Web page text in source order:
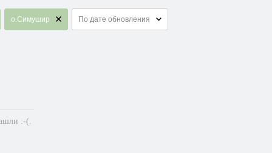
о.Cимушир По дате обновления
:-(.